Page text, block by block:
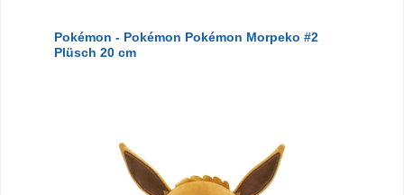
Pokémon - Pokémon Pokémon Morpeko #2
Plüsch 20 cm